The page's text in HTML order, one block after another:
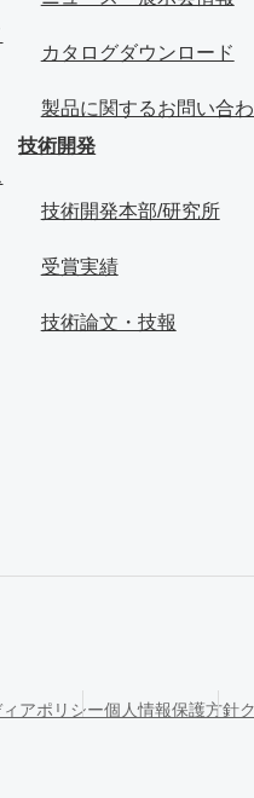
カタログダウンロード
製品に関するお問い合
技術開発
技術開発本部/研究所
受賞実績
技術論文・技報
アポリシー個人情報保護方針